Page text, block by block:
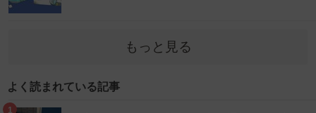
もっと見る
よく読まれている記事
1